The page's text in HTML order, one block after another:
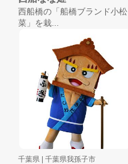
西船橋の「船橋ブランド小松
菜」を栽...
千葉県 | 千葉県我孫子市